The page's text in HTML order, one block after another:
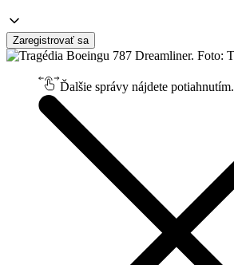
Zaregistrovať sa
Ďalšie správy nájdete potiahnutím.